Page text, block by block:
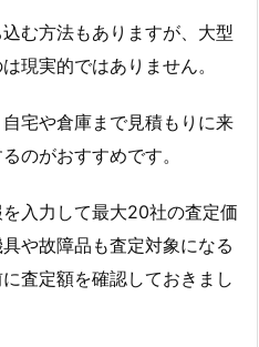
む方法もありますが、大型
現実的ではありません。
宅や倉庫まで見積もりに来
のがおすすめです。
入力して最大20社の査定価
や故障品も査定対象になる
査定額を確認しておきまし